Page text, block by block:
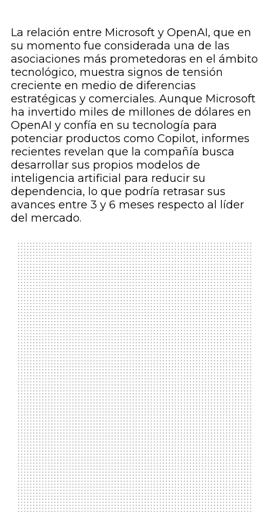
La relación entre Microsoft y OpenAI, que en
su momento fue considerada una de las
asociaciones más prometedoras en el ámbito
tecnológico, muestra signos de tensión
creciente en medio de diferencias
estratégicas y comerciales. Aunque Microsoft
ha invertido miles de millones de dólares en
OpenAI y confía en su tecnología para
potenciar productos como Copilot, informes
recientes revelan que la compañía busca
desarrollar sus propios modelos de
inteligencia artificial para reducir su
dependencia, lo que podría retrasar sus
avances entre 3 y 6 meses respecto al líder
del mercado.